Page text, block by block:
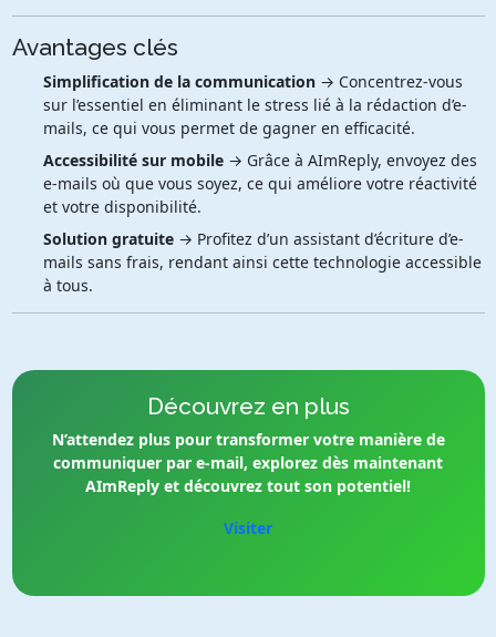
Avantages clés
Simplification de la communication→ Concentrez-vous
sur l’essentiel en éliminant le stress lié à la rédaction d’e-
mails, ce qui vous permet de gagner en efficacité.
Accessibilité sur mobile→ Grâce à AImReply, envoyez des
e-mails où que vous soyez, ce qui améliore votre réactivité
et votre disponibilité.
Solution gratuite→ Profitez d’un assistant d’écriture d’e-
mails sans frais, rendant ainsi cette technologie accessible
à tous.
Découvrez en plus
N’attendez plus pour transformer votre manière de
communiquer par e-mail, explorez dès maintenant
AImReply et découvrez tout son potentiel!
Visiter